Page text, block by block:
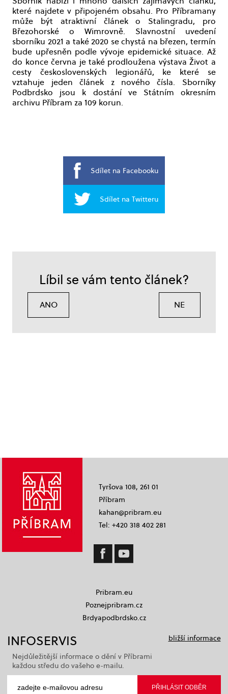
které najdete v připojeném obsahu. Pro Příbramany
může být atraktivní článek o Stalingradu, pro
Březohorské o Wimrovně. Slavnostní uvedení
sborníku 2021 a také 2020 se chystá na březen, termín
bude upřesněn podle vývoje epidemické situace. Až
do konce června je také prodloužena výstava Život a
cesty československých legionářů, ke které se
vztahuje jeden článek z nového čísla. Sborníky
Podbrdsko jsou k dostání ve Státním okresním
archivu Příbram za 109 korun.
Sdílet na Facebooku
Sdílet na Twitteru
Líbil se vám tento článek?
ANO NE
Tyršova 108, 261 01
Příbram
kahan@pribram.eu
Tel: +420 318 402 281
Pribram.eu
Poznejpribram.cz
Brdyapodbrdsko.cz
INFOSERVIS
bližší informace
Nejdůležitější informace o dění v Příbrami
každou středu do vašeho e-mailu.